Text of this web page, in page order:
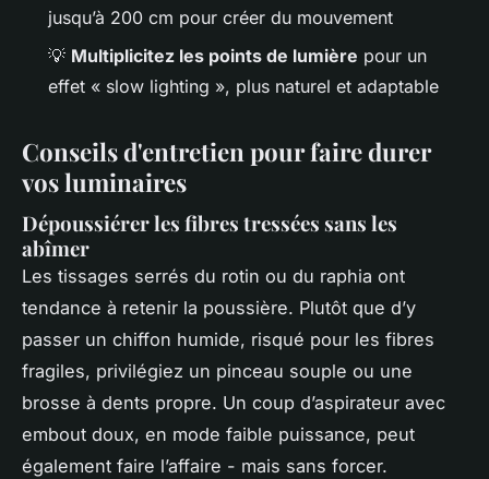
jusqu’à 200 cm pour créer du mouvement
💡 Multiplicitez les points de lumière pour un
effet « slow lighting », plus naturel et adaptable
Conseils d'entretien pour faire durer
vos luminaires
Dépoussiérer les fibres tressées sans les
abîmer
Les tissages serrés du rotin ou du raphia ont
tendance à retenir la poussière. Plutôt que d’y
passer un chiffon humide, risqué pour les fibres
fragiles, privilégiez un pinceau souple ou une
brosse à dents propre. Un coup d’aspirateur avec
embout doux, en mode faible puissance, peut
également faire l’affaire - mais sans forcer.